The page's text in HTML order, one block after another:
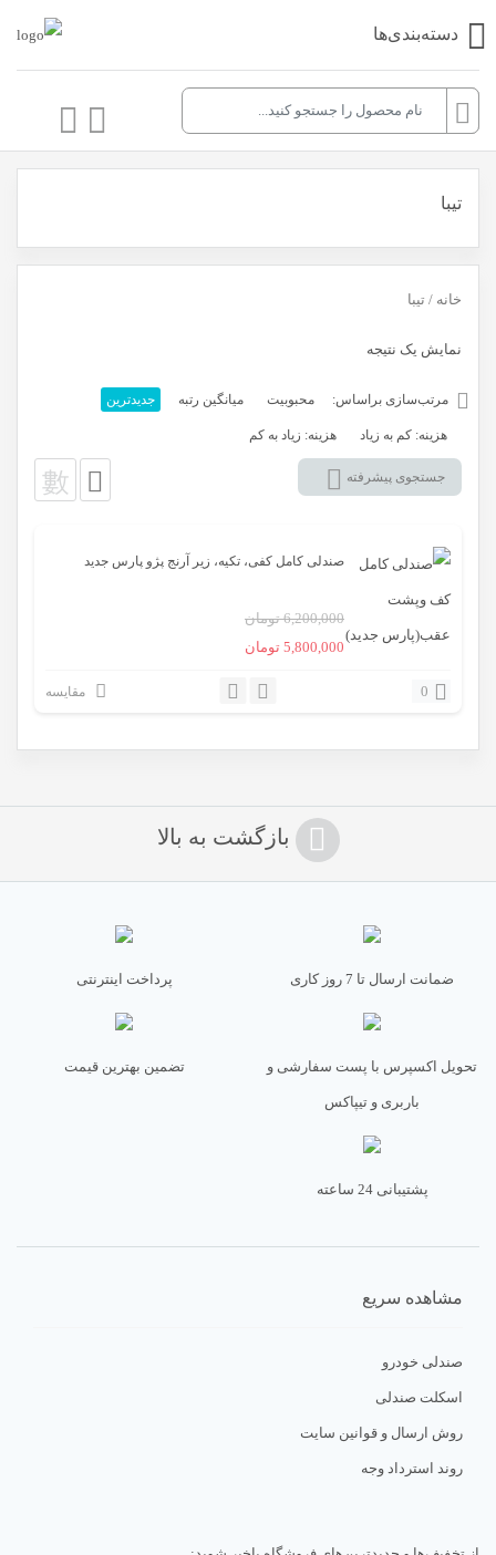
دسته‌بندی‌ها
تیبا
خانه / تیبا
نمایش یک نتیجه
مرتب‌سازی براساس: محبوبیت میانگین رتبه جدیدترین
هزینه: کم به زیاد هزینه: زیاد به کم
جستجوی پیشرفته
صندلی کامل کفی، تکیه، زیر آرنج پژو پارس جدید
6,200,000 تومان
قیمت
6,200,000 تومان
5,800,000 تومان
5,800,000 تومان.
0 مقایسه
بازگشت به بالا
ضمانت ارسال تا 7 روز کاری پرداخت اینترنتی
تحویل اکسپرس با پست سفارشی و
باربری و تیپاکس
تضمین بهترین قیمت
پشتیبانی 24 ساعته
مشاهده سریع
صندلی خودرو
اسکلت صندلی
روش ارسال و قوانین سایت
روند استرداد وجه